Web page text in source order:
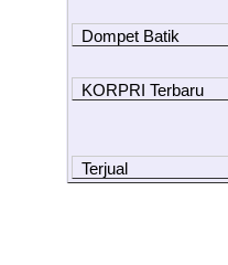
Dompet Batik
KORPRI Terbaru
Terjual